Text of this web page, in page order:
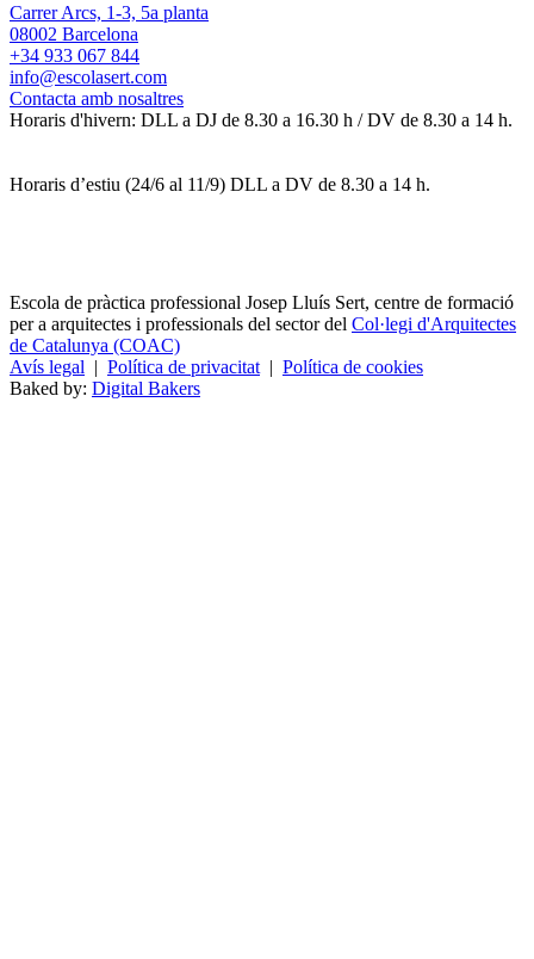
Carrer Arcs, 1-3, 5a planta
08002 Barcelona
+34 933 067 844
info@escolasert.com
Contacta amb nosaltres
Horaris d'hivern: DLL a DJ de 8.30 a 16.30 h / DV de 8.30 a 14 h.
Horaris d’estiu (24/6 al 11/9) DLL a DV de 8.30 a 14 h.
Escola de pràctica professional Josep Lluís Sert, centre de formació
per a arquitectes i professionals del sector del Col·legi d'Arquitectes
de Catalunya (COAC)
Avís legal | Política de privacitat | Política de cookies
Baked by: Digital Bakers